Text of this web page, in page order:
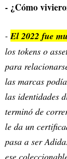
- ¿Cómo
-El 2022 fue
los tokens o
para
las marcas
las identidades
terminó de
le da un
pasa a ser